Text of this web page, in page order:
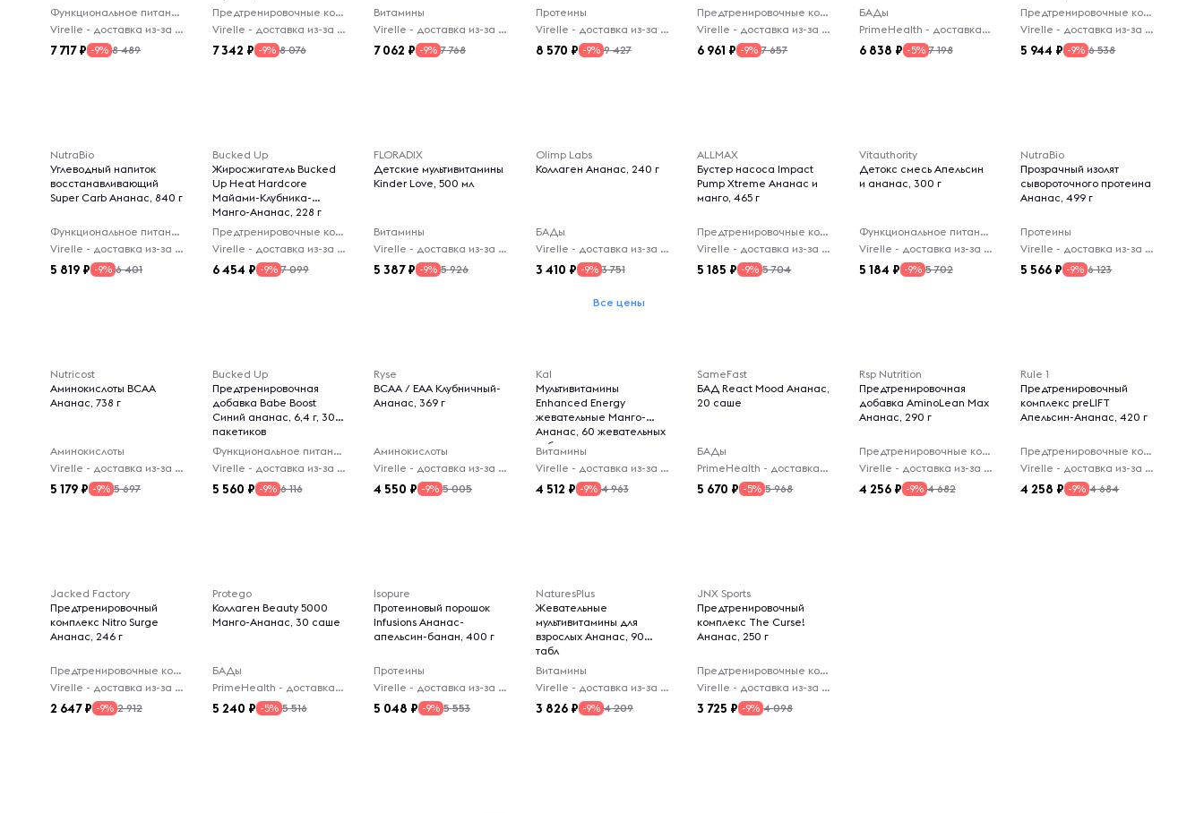
Функциональное питание
Virelle - доставка из-за рубежа
7 717 -9% 8 489
Предтренировочные комплексы
Virelle - доставка из-за рубежа
7 342 -9% 8 076
Витамины
Virelle - доставка из-за рубежа
7 062 -9% 7 768
Протеины
Virelle - доставка из-за рубежа
8 570 -9% 9 427
Предтренировочные комплексы
Virelle - доставка из-за рубежа
6 961 -9% 7 657
БАДы
PrimeHealth - доставка из-за рубежа
6 838 -5% 7 198
Предтренировочные комплексы
Virelle - доставка из-за рубежа
5 944 -9% 6 538
NutraBio
Углеводный напиток
восстанавливающий
Super Carb Ананас, 840 г
Функциональное питание
Virelle - доставка из-за рубежа
5 819 -9% 6 401
Bucked Up
Жиросжигатель Bucked
Up Heat Hardcore
Майами-Клубника-
Манго-Ананас, 228 г
Предтренировочные комплексы
Virelle - доставка из-за рубежа
6 454 -9% 7 099
FLORADIX
Детские мультивитамины
Kinder Love, 500 мл
Витамины
Virelle - доставка из-за рубежа
5 387 -9% 5 926
Olimp Labs
Коллаген Ананас, 240 г
БАДы
Virelle - доставка из-за рубежа
3 410 -9% 3 751
Все цены
ALLMAX
Бустер насоса Impact
Pump Xtreme Ананас и
манго, 465 г
Предтренировочные комплексы
Virelle - доставка из-за рубежа
5 185 -9% 5 704
Vitauthority
Детокс смесь Апельсин
и ананас, 300 г
Функциональное питание
Virelle - доставка из-за рубежа
5 184 -9% 5 702
NutraBio
Прозрачный изолят
сывороточного протеина
Ананас, 499 г
Протеины
Virelle - доставка из-за рубежа
5 566 -9% 6 123
Nutricost
Аминокислоты BCAA
Ананас, 738 г
Аминокислоты
Virelle - доставка из-за рубежа
5 179 -9% 5 697
Bucked Up
Предтренировочная
добавка Babe Boost
Синий ананас, 6,4 г, 30
пакетиков
Функциональное питание
Virelle - доставка из-за рубежа
5 560 -9% 6 116
Ryse
BCAA / EAA Клубничный-
Ананас, 369 г
Аминокислоты
Virelle - доставка из-за рубежа
4 550 -9% 5 005
Kal
Мультивитамины
Enhanced Energy
жевательные Манго-
Ананас, 60 жевательных
табл
Витамины
Virelle - доставка из-за рубежа
4 512 -9% 4 963
SameFast
БАД React Mood Ананас,
20 саше
БАДы
PrimeHealth - доставка из-за рубежа
5 670 -5% 5 968
Rsp Nutrition
Предтренировочная
добавка AminoLean Max
Ананас, 290 г
Предтренировочные комплексы
Virelle - доставка из-за рубежа
4 256 -9% 4 682
Rule 1
Предтренировочный
комплекс preLIFT
Апельсин-Ананас, 420 г
Предтренировочные комплексы
Virelle - доставка из-за рубежа
4 258 -9% 4 684
Jacked Factory
Предтренировочный
комплекс Nitro Surge
Ананас, 246 г
Предтренировочные комплексы
Virelle - доставка из-за рубежа
2 647 -9% 2 912
Protego
Коллаген Beauty 5000
Манго-Ананас, 30 саше
БАДы
PrimeHealth - доставка из-за рубежа
5 240 -5% 5 516
Isopure
Протеиновый порошок
Infusions Ананас-
апельсин-банан, 400 г
Протеины
Virelle - доставка из-за рубежа
5 048 -9% 5 553
NaturesPlus
Жевательные
мультивитамины для
взрослых Ананас, 90
табл
Витамины
Virelle - доставка из-за рубежа
3 826 -9% 4 209
JNX Sports
Предтренировочный
комплекс The Curse!
Ананас, 250 г
Предтренировочные комплексы
Virelle - доставка из-за рубежа
3 725 -9% 4 098